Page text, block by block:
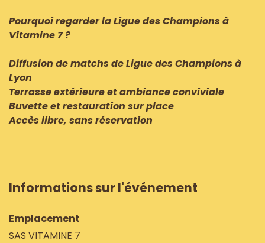
Pourquoi regarder la Ligue des Champions à
Vitamine 7 ?
Diffusion de matchs de Ligue des Champions à
Lyon
Terrasse extérieure et ambiance conviviale
Buvette et restauration sur place
Accès libre, sans réservation
Informations sur l'événement
Emplacement
SAS VITAMINE 7